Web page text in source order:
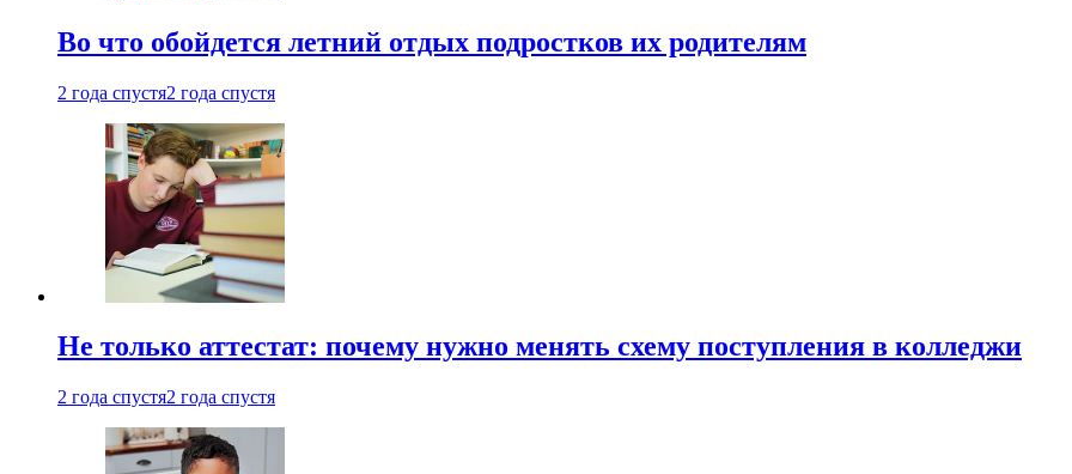
Во что обойдется летний отдых подростков их родителям
2 года спустя2 года спустя
Не только аттестат: почему нужно менять схему поступления в колледжи
2 года спустя2 года спустя